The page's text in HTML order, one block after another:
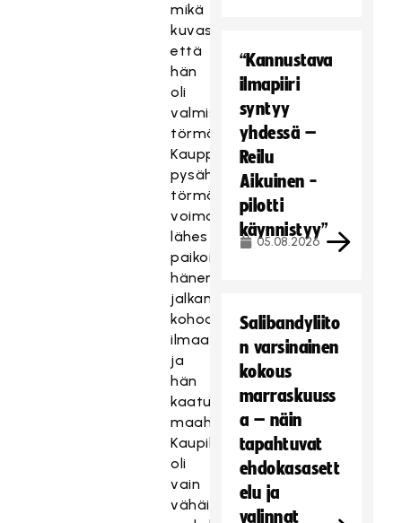
mikä
kuvastaa,
että
hän
oli
valmistautunut
törmäykseen.
Kauppi
pysähtyy
törmäyksen
voimasta
lähes
paikoilleen,
hänen
jalkansa
kohoavat
ilmaan
ja
hän
kaatuu
maahan.
Kaupilla
oli
vain
vähäinen
“Kannustava
ilmapiiri
syntyy
yhdessä –
Reilu
Aikuinen -
pilotti
käynnistyy”
05.08.2026
Salibandyliito
n varsinainen
kokous
marraskuuss
a – näin
tapahtuvat
ehdokasasett
elu ja
valinnat